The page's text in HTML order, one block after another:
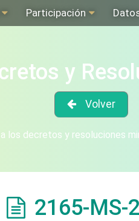
Participación
y
Volver
los decretos y resoluciones
2165-MS-